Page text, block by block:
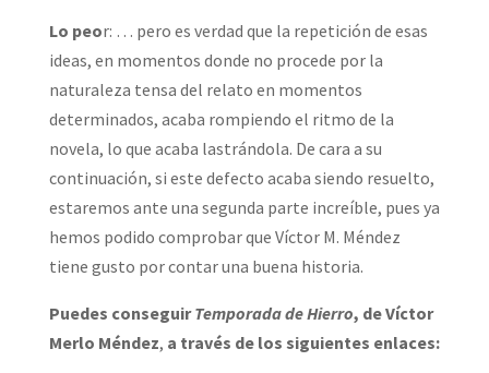
Lo peor: … pero es verdad que la repetición de esas
ideas, en momentos donde no procede por la
naturaleza tensa del relato en momentos
determinados, acaba rompiendo el ritmo de la
novela, lo que acaba lastrándola. De cara a su
continuación, si este defecto acaba siendo resuelto,
estaremos ante una segunda parte increíble, pues ya
hemos podido comprobar que Víctor M. Méndez
tiene gusto por contar una buena historia.
Puedes conseguirTemporada de Hierro, de Víctor
Merlo Méndez, a través de los siguientes enlaces: